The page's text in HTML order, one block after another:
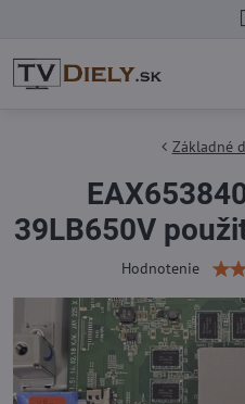
Základné
39LB650V
Hodnotenie